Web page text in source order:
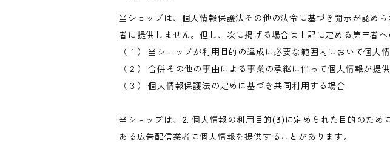
当ショップは、個人情報保護法その他の法令に基づき開示が認め
者に提供しません。但し、次に掲げる場合は上記に定める第三者へ
（１） 当ショップが利用目的の達成に必要な範囲内において個
（２） 合併その他の事由による事業の承継に伴って個人情報が提
（３） 個人情報保護法の定めに基づき共同利用する場合
当ショップは、2. 個人情報の利用目的(3)に定められた目的のた
ある広告配信業者に個人情報を提供することがあります。